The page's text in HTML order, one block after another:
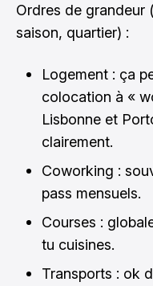
Ordres de grandeur
saison, quartier) :
Logement : ça
colocation à «
Lisbonne et
clairement.
Coworking :
pass mensuels.
Courses :
tu cuisines.
Transports : ok